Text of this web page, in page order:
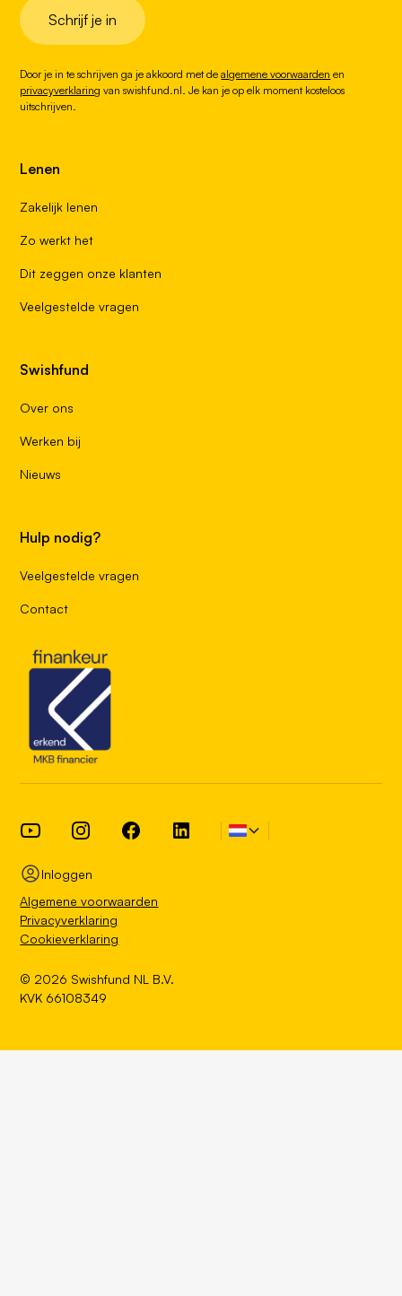
Schrijf je in
Door je in te schrijven ga je akkoord met dealgemene voorwaarden en
privacyverklaring van swishfund.nl. Je kan je op elk moment kosteloos
uitschrijven.
Lenen
Zakelijk lenen
Zo werkt het
Dit zeggen onze klanten
Veelgestelde vragen
Swishfund
Over ons
Werken bij
Nieuws
Hulp nodig?
Veelgestelde vragen
Contact
© 2026 Swishfund NL B.V.
KVK 66108349
Algemene voorwaarden
Privacyverklaring
Cookieverklaring
Inloggen